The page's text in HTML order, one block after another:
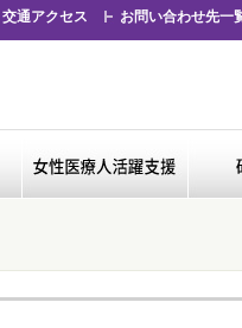
交通アクセス お問い合わせ先一